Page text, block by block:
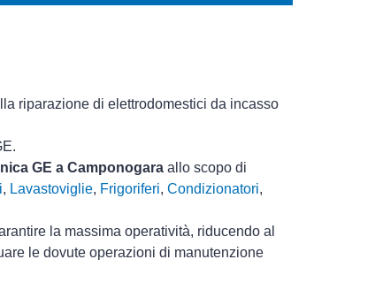
riparazione di elettrodomestici da incasso
GE a Camponogara allo scopo di
, Lavastoviglie, Frigoriferi, Condizionatori,
la massima operatività, riducendo al
le dovute operazioni di manutenzione